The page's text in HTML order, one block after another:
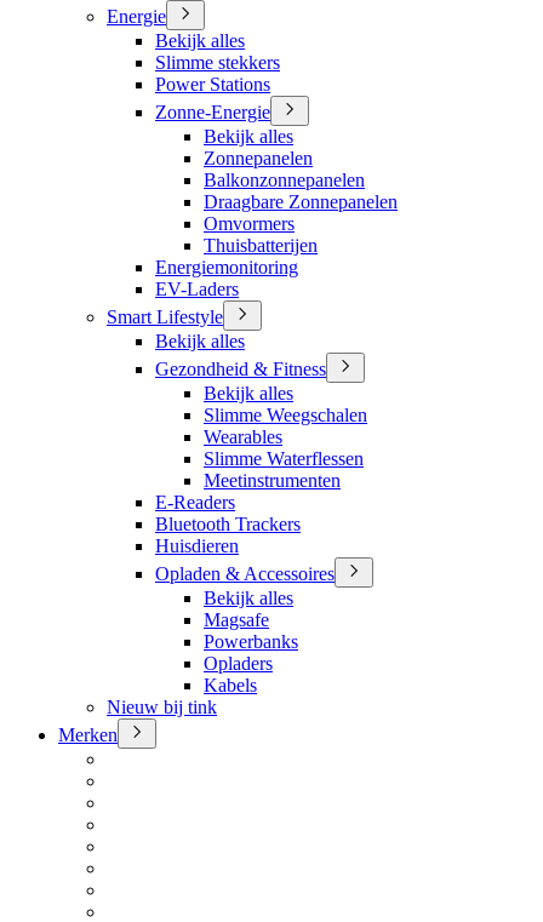
Energie
Bekijk alles
Slimme stekkers
Power Stations
Zonne-Energie
Bekijk alles
Zonnepanelen
Balkonzonnepanelen
Draagbare Zonnepanelen
Omvormers
Thuisbatterijen
Energiemonitoring
EV-Laders
Smart Lifestyle
Bekijk alles
Gezondheid & Fitness
Bekijk alles
Slimme Weegschalen
Wearables
Slimme Waterflessen
Meetinstrumenten
E-Readers
Bluetooth Trackers
Huisdieren
Opladen & Accessoires
Bekijk alles
Magsafe
Powerbanks
Opladers
Kabels
Nieuw bij tink
Merken